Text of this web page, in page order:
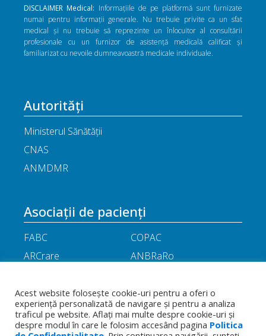
DISCLAIMER Medical: Informațiile de pe platformă sunt furnizate
numai pentru informații generale. Nu trebuie privite ca un sfat
medical și nu trebuie să reprezinte un înlocuitor al consultării
profesionale cu un furnizor de asistență medicală calificat și
familiarizat cu nevoile dumneavoastră medicale individuale.
Autorități
Ministerul Sănătății
CNAS
ANMDMR
Asociații de pacienți
FABC
COPAC
ARCrare
ANBRaRo
ANHR
ARIL
APOR
Little People
Acest website folosește cookie-uri pentru a oferi o
experiență personalizată de navigare și pentru a analiza
traficul pe website. Aflați mai multe despre cookie-uri și
despre modul în care le folosim accesând pagina Politica